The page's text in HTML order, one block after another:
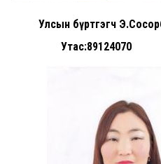
Улсын бүртгэгч
Утас:89124070